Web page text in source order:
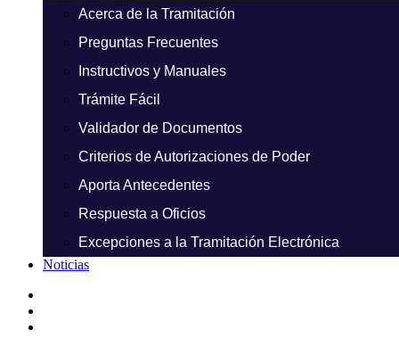
Acerca de la Tramitación
Preguntas Frecuentes
Instructivos y Manuales
Trámite Fácil
Validador de Documentos
Criterios de Autorizaciones de Poder
Aporta Antecedentes
Respuesta a Oficios
Excepciones a la Tramitación Electrónica
Noticias